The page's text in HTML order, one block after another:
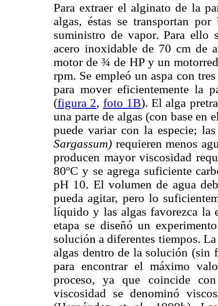
Para extraer el alginato de la
algas, éstas se transportan
suministro de vapor. Para ello
acero inoxidable de 70 cm de
motor de ¾ de HP y un
rpm. Se empleó un aspa con
para mover eficientemente la
(figura 2, foto 1B). El alga
una parte de algas (con base en
puede variar con la especie;
Sargassum) requieren menos
producen mayor viscosidad
80ºC y se agrega suficiente
pH 10. El volumen de agua
pueda agitar, pero lo
líquido y las algas favorezca la
etapa se diseñó un
solución a diferentes tiempos.
algas dentro de la solución
para encontrar el máximo
proceso, ya que coincide
viscosidad se denominó